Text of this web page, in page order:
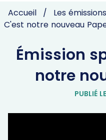
Accueil Les émissions
C'est notre nouveau
Émission
notre
PUBLIÉ